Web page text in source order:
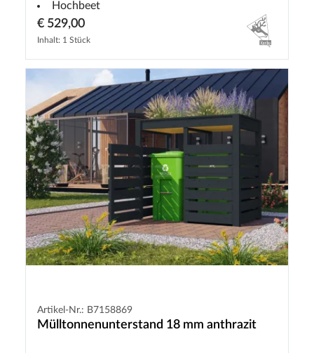
Hochbeet
€ 529,00
Inhalt: 1 Stück
Artikel-Nr.: B7158869
Mülltonnenunterstand 18 mm anthrazit